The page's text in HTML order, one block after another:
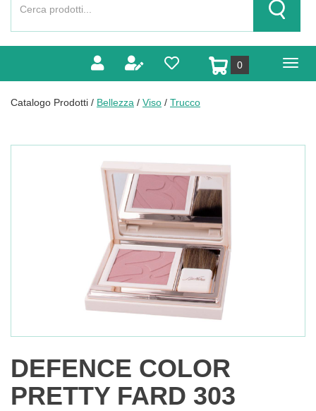
Prodotto
Cerca
0prodotti
inseriti
Catalogo Prodotti / Bellezza / Viso / Trucco
DEFENCE COLOR
PRETTY FARD 303